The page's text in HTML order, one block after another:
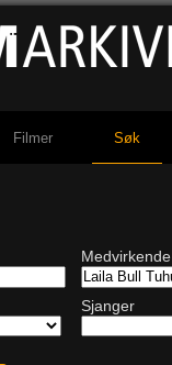
Filmer Søk
Medvirkende
Sjanger